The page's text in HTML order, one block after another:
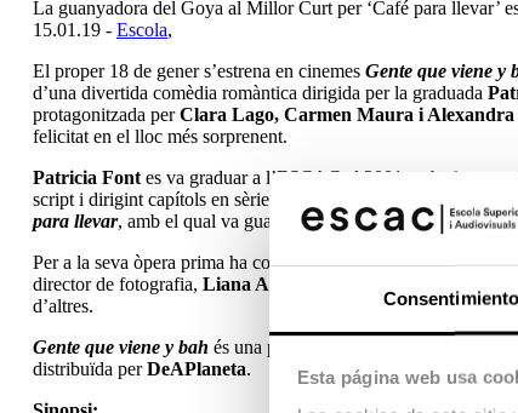
Consentimiento
Esta página web usa
La guanyadora del Goya al Millor Curt per ‘Café para llevar’
15.01.19 - Escola,
El proper 18 de gener s’estrena en cinemes Gente que viene y
d’una divertida comèdia romàntica dirigida per la graduada
protagonitzada perClara Lago, Carmen Maura i Alexandra
felicitat en el lloc més sorprenent.
Patricia Font es va graduar a l’ESCAC el 2001 amb el seu
script i dirigint capítols en sèries com
Polseres Vermelles
para llevar, amb el qual va guanyar el Premi Goya al Millor
Per a la seva òpera prima ha comptat amb l’alumni del Màster
director de fotografia, Liana Artigal
d’altres.
Gente que viene y bah és una producció de
distribuïda perDeAPlaneta.